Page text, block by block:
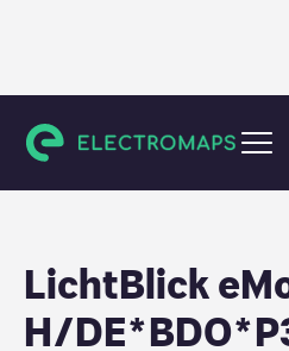
Künzelsau
LichtBlick
H/